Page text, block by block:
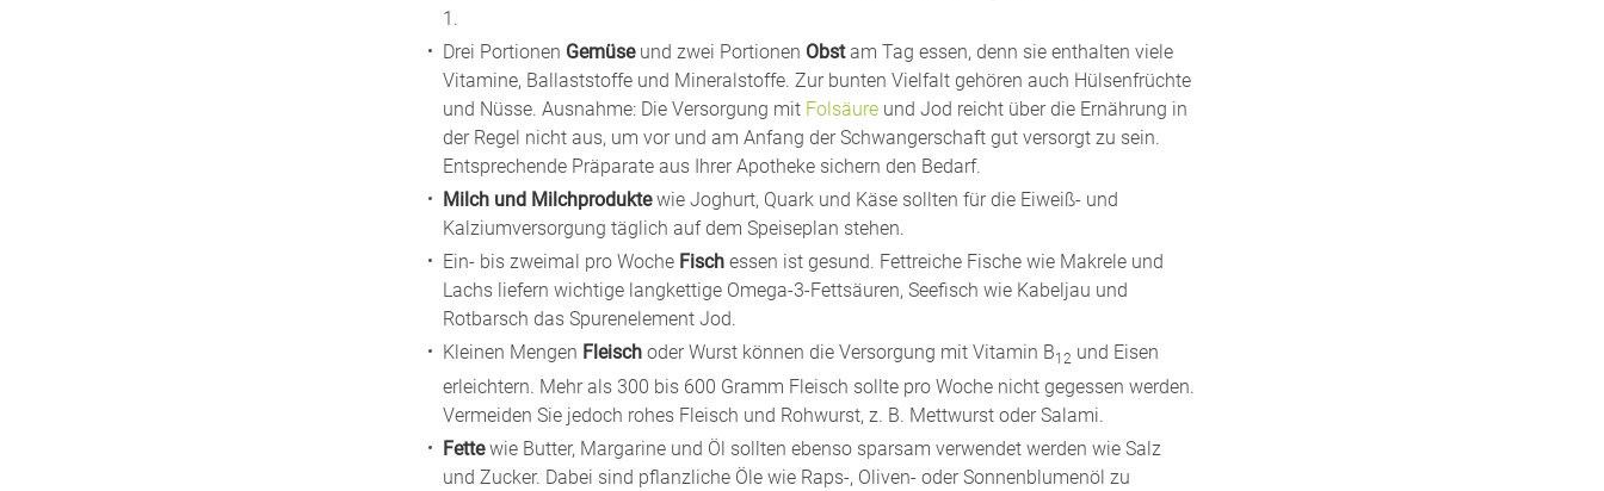
1.
Drei Portionen Gemüseund zwei Portionen Obstam Tag essen, denn sie enthalten viele
Vitamine, Ballaststoffe und Mineralstoffe. Zur bunten Vielfalt gehören auch Hülsenfrüchte
und Nüsse. Ausnahme: Die Versorgung mit Folsäureund Jod reicht über die Ernährung in
der Regel nicht aus, um vor und am Anfang der Schwangerschaft gut versorgt zu sein.
Entsprechende Präparate aus Ihrer Apotheke sichern den Bedarf.
Milch und Milchproduktewie Joghurt, Quark und Käse sollten für die Eiweiß- und
Kalziumversorgung täglich auf dem Speiseplan stehen.
Ein- bis zweimal pro Woche Fischessen ist gesund. Fettreiche Fische wie Makrele und
Lachs liefern wichtige langkettige Omega-3-Fettsäuren, Seefisch wie Kabeljau und
Rotbarsch das Spurenelement Jod.
Kleinen Mengen Fleischoder Wurst können die Versorgung mit Vitamin B12 und Eisen
erleichtern. Mehr als 300 bis 600 Gramm Fleisch sollte pro Woche nicht gegessen werden.
Vermeiden Sie jedoch rohes Fleisch und Rohwurst, z. B. Mettwurst oder Salami.
Fettewie Butter, Margarine und Öl sollten ebenso sparsam verwendet werden wie Salz
und Zucker. Dabei sind pflanzliche Öle wie Raps-, Oliven- oder Sonnenblumenöl zu